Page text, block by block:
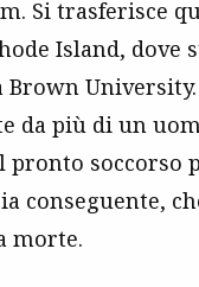
Si trasferisce
Island, dove
da più di un
pronto soccorso
conseguente,
morte.